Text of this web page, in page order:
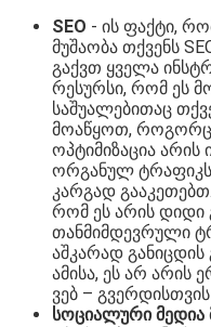
SEO - ის ფაქტი,
მუშაობა თქვენს
გაქვთ ყველა
რესურსი, რომ ეს
საშუალებითაც
მოაწყოთ, როგორც
ოპტიმიზაცია არის
ორგანულ ტრაფიკს
კარგად
რომ ეს არის დიდი
თანმიმდევრული
აშკარად
ამისა, ეს არ არის
ვებ –
სოციალური მედია